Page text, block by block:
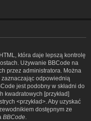
która daje lepszą kontrolę
Używanie BBCode na
przez administratora. Można
zaznaczając odpowiednią
jest podobny w składni do
kwadratowych [przykład]
<przykład>. Aby uzyskać
dostępnym ze
BBCode